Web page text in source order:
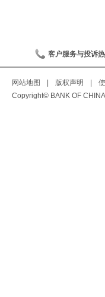
客户服务与投诉热
网站地图 版权声明
Copyright© BANK OF